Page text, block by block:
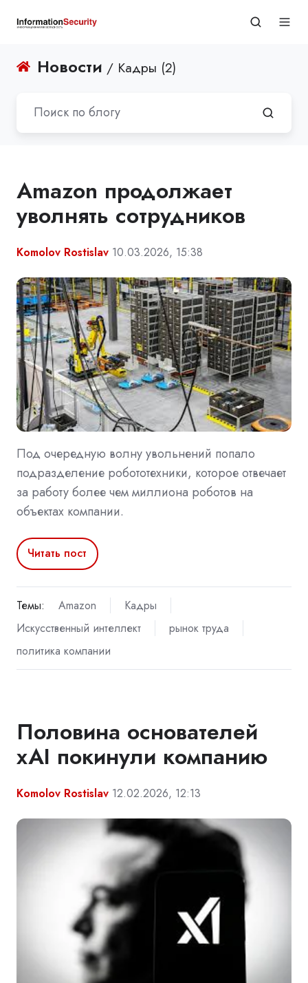
Новости / Кадры (2)
Amazon продолжает
уволнять сотрудников
Komolov Rostislav 10.03.2026, 15:38
Под очередную волну увольнений попало
подразделение робототехники, которое отвечает
за работу более чем миллиона роботов на
объектах компании.
Читать пост
Темы: Amazon
Кадры
Искусственный интеллект
рынок труда
политика компании
Половина основателей
xAI покинули компанию
Komolov Rostislav 12.02.2026, 12:13